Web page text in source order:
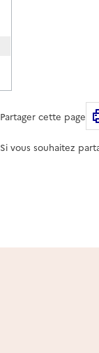
Partager cette page
Si vous souhaitez